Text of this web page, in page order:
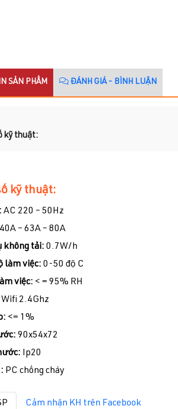
SẢN PHẨM ĐÁNH GIÁ - BÌNH LUẬN
kỹ thuật:
kỹ thuật:
AC 220 – 50Hz
– 63A – 80A
không tải: 0.7W/h
làm việc: 0-50 độ C
việc: < = 95% RH
Wifi 2.4Ghz
<= 1%
90x54x72
Ip20
PC chống cháy
Cảm nhận KH trên Facebook